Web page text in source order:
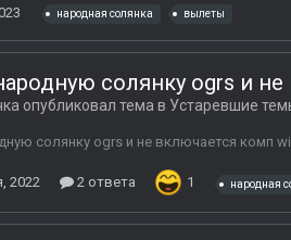
народная солянка вылеты
солянку ogrs и
опубликовал тема в Устаревшие
солянку ogrs и не включается комп
2022 2 ответа 1 народная